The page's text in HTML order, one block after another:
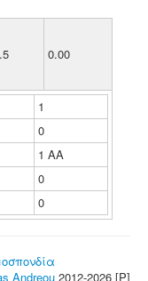
0.00
1
0
1 ΑΑ
0
0
Andreou 2012-2026 [P]